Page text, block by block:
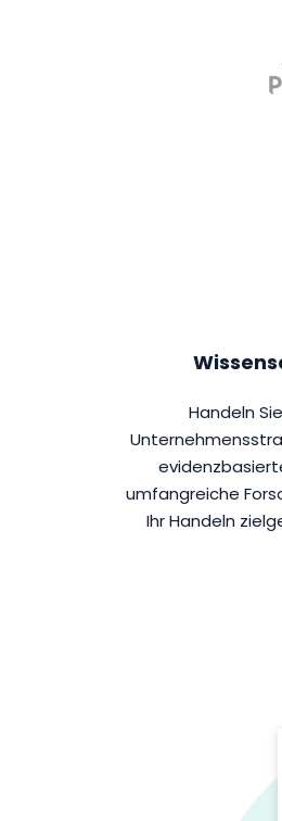
Handeln
umfangreiche
Ihr Handeln